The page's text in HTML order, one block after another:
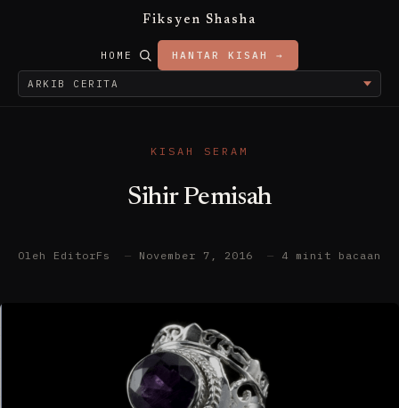
Fiksyen Shasha
HOME HANTAR KISAH →
KISAH SERAM
Sihir Pemisah
Oleh EditorFs — November 7, 2016 — 4 minit bacaan